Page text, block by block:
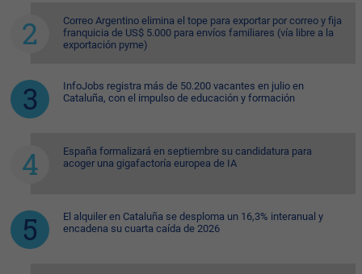
Correo Argentino elimina el tope para exportar por correo y fija
franquicia de US$ 5.000 para envíos familiares (vía libre a la
exportación pyme)
InfoJobs registra más de 50.200 vacantes en julio en
Cataluña, con el impulso de educación y formación
España formalizará en septiembre su candidatura para
acoger una gigafactoría europea de IA
El alquiler en Cataluña se desploma un 16,3% interanual y
encadena su cuarta caída de 2026